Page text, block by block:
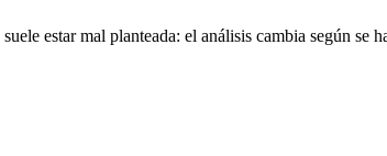
estar mal planteada: el análisis cambia según